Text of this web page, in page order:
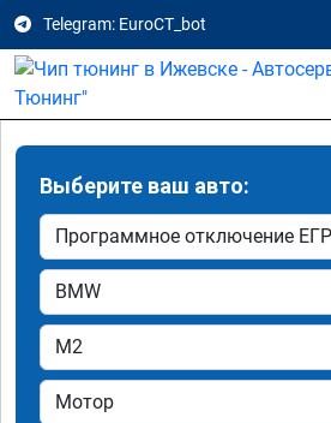
Telegram: EuroCT_bot
Выберите ваш авто: